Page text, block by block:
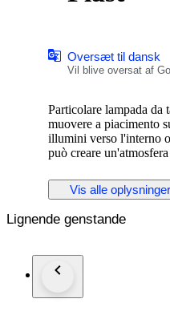
Oversæt til dansk
Vil blive oversat af
Particolare lampada
muovere a piacimento
illumini verso l'interno
può creare un'atmosfera unica per il
Dimensioni circa cm 22
La spedizione verrà
Le eventuali spese
Vis alle oplysninger
Lignende genstande